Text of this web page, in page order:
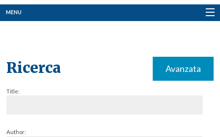
MENU
Ricerca Avanzata
Title:
Author: